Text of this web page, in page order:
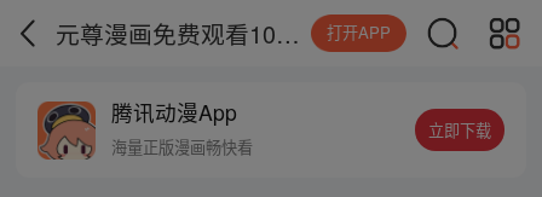
元尊漫画免费观看103话 打开APP
腾讯动漫App
海量正版漫画畅快看
立即下载